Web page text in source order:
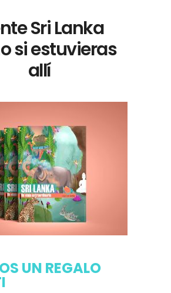
Sri Lanka
si estuvieras
allí
UN REGALO